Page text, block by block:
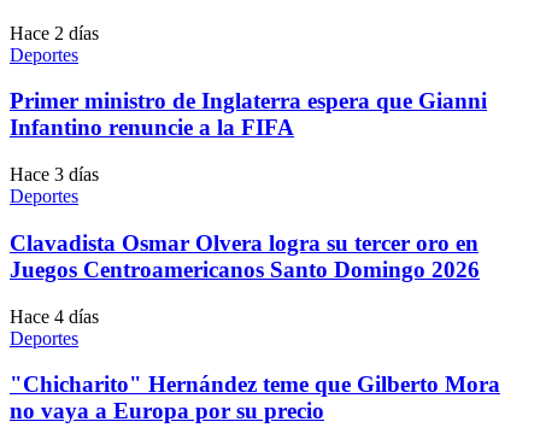
Hace 2 días
Deportes
Primer ministro de Inglaterra espera que Gianni
Infantino renuncie a la FIFA
Hace 3 días
Deportes
Clavadista Osmar Olvera logra su tercer oro en
Juegos Centroamericanos Santo Domingo 2026
Hace 4 días
Deportes
"Chicharito" Hernández teme que Gilberto Mora
no vaya a Europa por su precio